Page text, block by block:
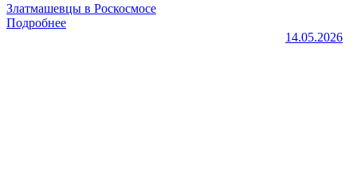
Златмашевцы в Роскосмосе
Подробнее
14.05.2026